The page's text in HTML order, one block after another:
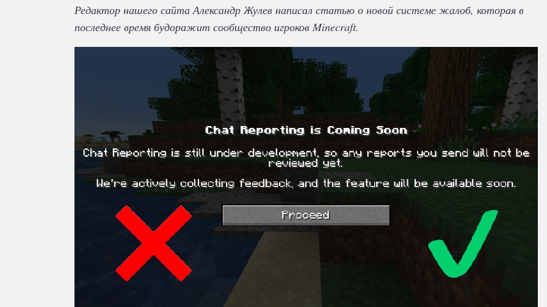
Редактор нашего сайта Александр Жулев написал статью о новой системе жалоб, которая в
последнее время будоражит сообщество игроков Minecraft.